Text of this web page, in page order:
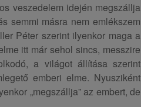
veszedelem idején megszállja
semmi másra nem emlékszem
Péter szerint ilyenkor maga a
itt már sehol sincs, messzire
a világot állítása szerint
emberi elme. Nyusziként
„megszállja” az embert, de